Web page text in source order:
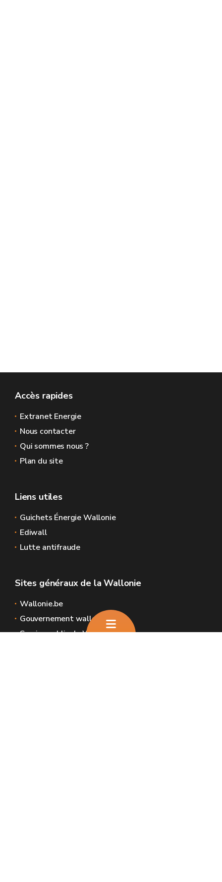
Accès rapides
Extranet Energie
Nous contacter
Qui sommes nous ?
Plan du site
Liens utiles
Guichets Énergie Wallonie
Ediwall
Lutte antifraude
Sites généraux de la Wallonie
Wallonie.be
Gouvernement wallon
Service public de Wallonie